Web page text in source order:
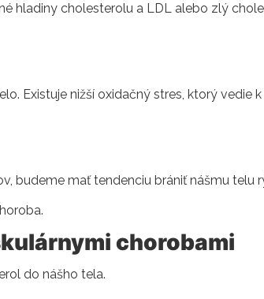
hladiny cholesterolu a LDL alebo zlý
Existuje nižší oxidačný stres, ktorý vedie
budeme mať tendenciu brániť nášmu telu
chorobami
do nášho tela.